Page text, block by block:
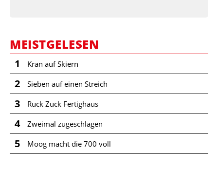
MEISTGELESEN
1 Kran auf Skiern
2 Sieben auf einen Streich
3 Ruck Zuck Fertighaus
4 Zweimal zugeschlagen
5 Moog macht die 700 voll